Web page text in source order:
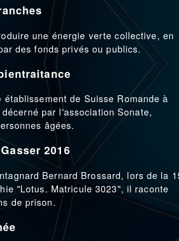
une énergie verte collective, en
des fonds privés ou publics.
de Suisse Romande à
par l'association Sonate,
âgées.
2016
Bernard Brossard, lors de la
"Lotus. Matricule 3023", il raconte
de prison.